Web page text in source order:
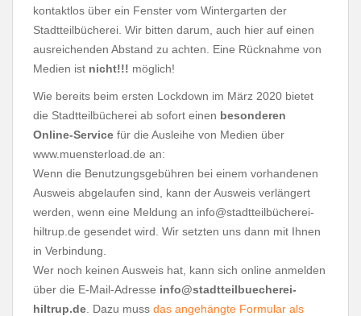
kontaktlos über ein Fenster vom Wintergarten der
Stadtteilbücherei. Wir bitten darum, auch hier auf einen
ausreichenden Abstand zu achten. Eine Rücknahme von
Medien ist nicht!!! möglich!
Wie bereits beim ersten Lockdown im März 2020 bietet
die Stadtteilbücherei ab sofort einen besonderen
Online-Service für die Ausleihe von Medien über
www.muensterload.de an:
Wenn die Benutzungsgebühren bei einem vorhandenen
Ausweis abgelaufen sind, kann der Ausweis verlängert
werden, wenn eine Meldung an info@stadtteilbücherei-
hiltrup.de gesendet wird. Wir setzten uns dann mit Ihnen
in Verbindung.
Wer noch keinen Ausweis hat, kann sich online anmelden
über die E-Mail-Adresse info@stadtteilbuecherei-
hiltrup.de . Dazu muss das angehängte Formular als